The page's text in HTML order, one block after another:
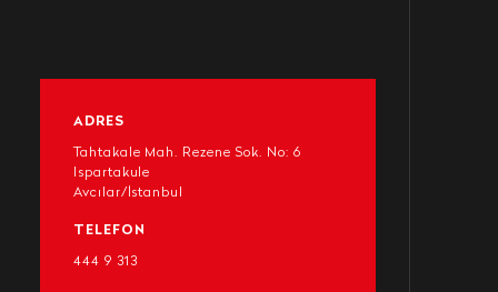
ADRES
Tahtakale Mah. Rezene Sok. No: 6
Ispartakule
Avcılar/İstanbul
TELEFON
444 9 313